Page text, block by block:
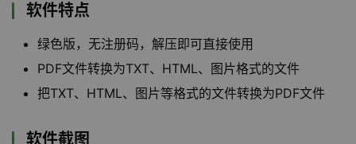
软件特点
绿色版，无注册码，解压即可直接使用
PDF文件转换为TXT、HTML、图片格式的文件
把TXT、HTML、图片等格式的文件转换为PDF文件
软件截图